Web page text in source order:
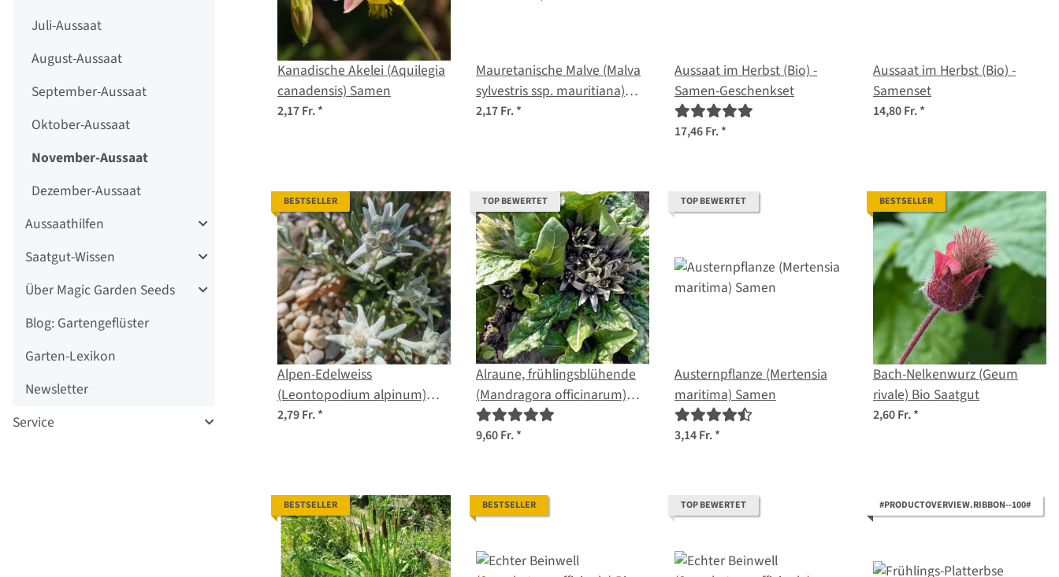
Kanadische Akelei (Aquilegia
canadensis) Samen
2,17 Fr.*
Mauretanische Malve (Malva
sylvestris ssp. mauritiana)
Samen
2,17 Fr.*
Aussaat im Herbst (Bio) -
Samen-Geschenkset
17,46 Fr.*
Aussaat im Herbst (Bio) -
Samenset
14,80 Fr.*
BESTSELLER
Alpen-Edelweiss
(Leontopodium alpinum)
Samen
2,79 Fr.*
TOP BEWERTET
Alraune, frühlingsblühende
(Mandragora officinarum)
Samen
9,60 Fr.*
TOP BEWERTET
Austernpflanze (Mertensia
maritima) Samen
3,14 Fr.*
BESTSELLER
Bach-Nelkenwurz (Geum
rivale) Bio Saatgut
2,60 Fr.*
BESTSELLER BESTSELLER TOP BEWERTET #PRODUCTOVERVIEW.RIBBON--100#
Juli-Aussaat
August-Aussaat
September-Aussaat
Oktober-Aussaat
November-Aussaat
Dezember-Aussaat
Aussaathilfen
Saatgut-Wissen
Über Magic Garden Seeds
Blog: Gartengeflüster
Garten-Lexikon
Newsletter
Service